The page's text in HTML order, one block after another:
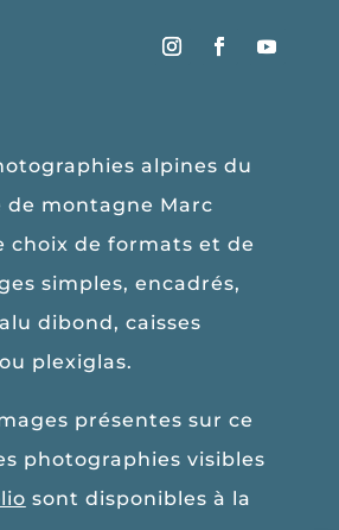
alpines du
de montagne Marc
choix de formats et de
simples, encadrés,
dibond, caisses
plexiglas.
présentes sur ce
photographies visibles
sont disponibles à la